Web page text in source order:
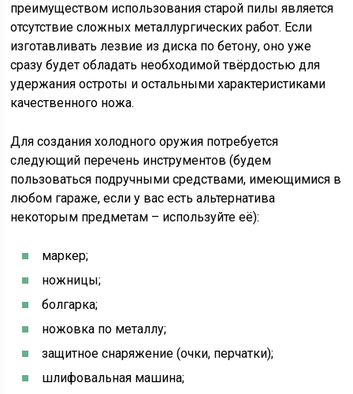
преимуществом использования старой пилы является
отсутствие сложных металлургических работ. Если
изготавливать лезвие из диска по бетону, оно уже
сразу будет обладать необходимой твёрдостью для
удержания остроты и остальными характеристиками
качественного ножа.
Для создания холодного оружия потребуется
следующий перечень инструментов (будем
пользоваться подручными средствами, имеющимися в
любом гараже, если у вас есть альтернатива
некоторым предметам – используйте её):
маркер;
ножницы;
болгарка;
ножовка по металлу;
защитное снаряжение (очки, перчатки);
шлифовальная машина;